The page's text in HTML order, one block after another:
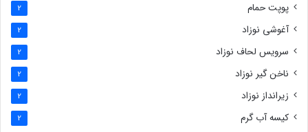
پوپت حمام 2
آغوشی نوزاد 2
سرویس لحاف نوزاد 2
ناخن گیر نوزاد 2
زیرانداز نوزاد 2
کیسه آب گرم 2